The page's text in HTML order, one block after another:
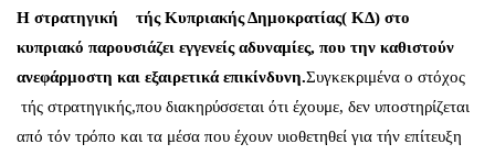
H στρατηγική τής Κυπριακής Δημοκρατίας( ΚΔ) στο
κυπριακό παρουσιάζει εγγενείς αδυναμίες, που την καθιστούν
ανεφάρμοστη και εξαιρετικά επικίνδυνη.Συγκεκριμένα ο στόχος
τής στρατηγικής,που διακηρύσσεται ότι έχουμε, δεν υποστηρίζεται
από τόν τρόπο και τα μέσα που έχουν υιοθετηθεί για τήν επίτευξη